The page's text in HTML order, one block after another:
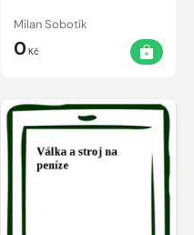
Milan Sobotík
0Kč